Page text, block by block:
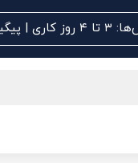
کلیک کنید